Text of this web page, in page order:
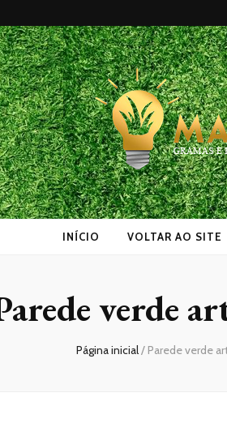
INÍCIO VOLTAR AO SITE
verde
Página inicial/ Parede verde